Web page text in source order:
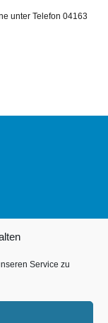
Service zu
unter Telefon 04163